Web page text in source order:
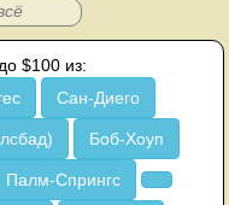
$100 из:
Сан-Диего
Боб-Хоуп
Палм-Спрингс